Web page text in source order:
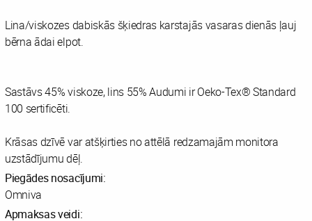
Lina/viskozes dabiskās šķiedras karstajās vasaras dienās ļauj
bērna ādai elpot.
Sastāvs 45% viskoze, lins 55% Audumi ir Oeko-Tex® Standard
100 sertificēti.
Krāsas dzīvē var atšķirties no attēlā redzamajām monitora
uzstādījumu dēļ.
Piegādes nosacījumi:
Omniva
Apmaksas veidi: